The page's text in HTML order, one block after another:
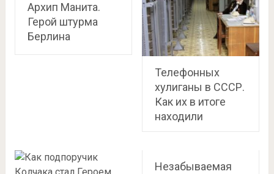
Архип Манита.
Герой штурма
Берлина
Телефонных
хулиганы в СССР.
Как их в итоге
находили
Незабываемая